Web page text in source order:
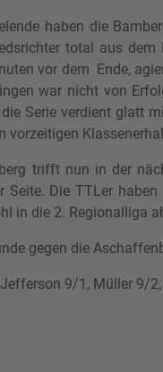
haben die
total aus
vor dem Ende,
war nicht von
Serie verdient glatt
vorzeitigen
trifft nun in der
Seite. Die TTLer
in die 2. Regionalliga
gegen die
9/1, Müller 9/
Jahn gibt vorzeitigen